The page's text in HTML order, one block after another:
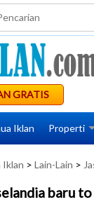
GRATIS
Iklan Properti
Iklan > Lain-Lain >
baru